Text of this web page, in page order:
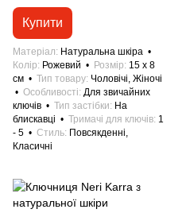
Купити
Матеріал
Натуральна шкіра
Колір
Рожевий Розмір 15 x 8
см
Тип товару Чоловічі, Жіночі
Особливості Для звичайних
ключів
Тип застібки
На
блискавці
Тримачі для ключів 1
- 5
Стиль Повсякденні,
Класичні